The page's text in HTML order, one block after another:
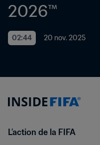
2026™
02:44 20 nov. 2025
L’action de la FIFA